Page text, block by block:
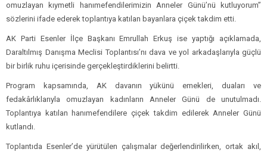
omuzlayan kıymetli hanımefendilerimizin Anneler Günü’nü kutluyorum”
sözlerini ifade ederek toplantıya katılan bayanlara çiçek takdim etti.
AK Parti Esenler İlçe Başkanı Emrullah Erkuş ise yaptığı açıklamada,
Daraltılmış Danışma Meclisi Toplantısı’nı dava ve yol arkadaşlarıyla güçlü
bir birlik ruhu içerisinde gerçekleştirdiklerini belirtti.
Program kapsamında, AK davanın yükünü emekleri, duaları ve
fedakârlıklarıyla omuzlayan kadınların Anneler Günü de unutulmadı.
Toplantıya katılan hanımefendilere çiçek takdim edilerek Anneler Günü
kutlandı.
Toplantıda Esenler’de yürütülen çalışmalar değerlendirilirken, ortak akıl,